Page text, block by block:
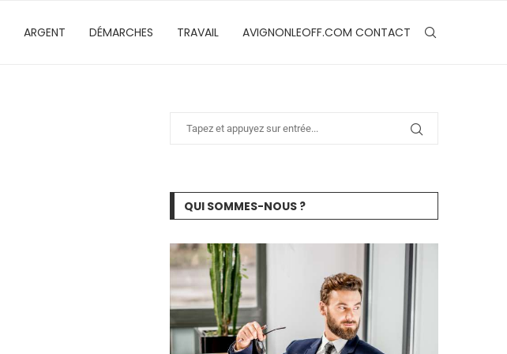
ARGENT DÉMARCHES TRAVAIL AVIGNONLEOFF.COM CONTACT
QUI SOMMES-NOUS ?